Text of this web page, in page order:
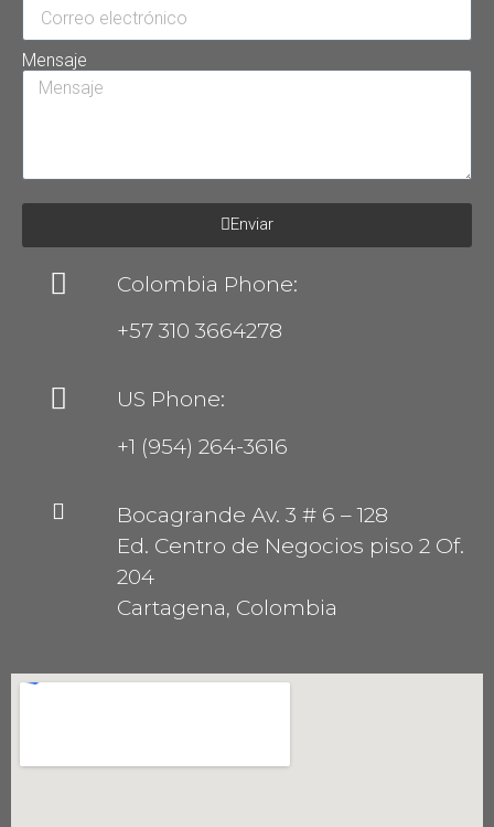
Mensaje
Enviar
Colombia Phone:
+57 310 3664278
US Phone:
+1 (954) 264-3616
Bocagrande Av. 3 # 6 – 128
Ed. Centro de Negocios piso 2 Of.
204
Cartagena, Colombia